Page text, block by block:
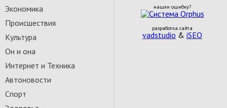
Экономика
Происшествия
Культура
Он и она
Интернет и Техника
Автоновости
Спорт
нашли ошибку?
разработка сайта
vadstudio & iSEO